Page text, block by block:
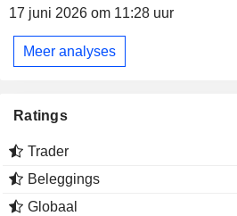
17 juni 2026 om 11:28 uur
Meer analyses
Ratings
Trader
Beleggings
Globaal